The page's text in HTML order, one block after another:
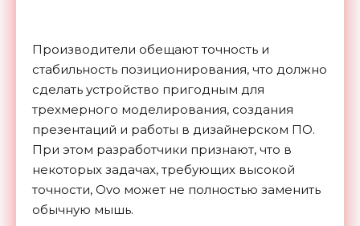
Производители обещают точность и
стабильность позиционирования, что должно
сделать устройство пригодным для
трехмерного моделирования, создания
презентаций и работы в дизайнерском ПО.
При этом разработчики признают, что в
некоторых задачах, требующих высокой
точности, Ovo может не полностью заменить
обычную мышь.